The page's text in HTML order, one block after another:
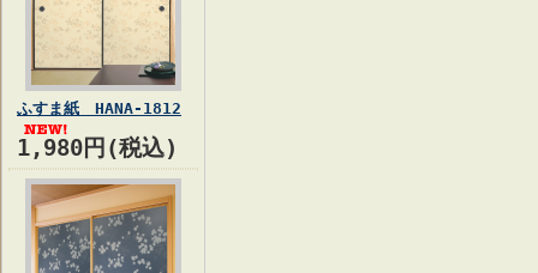
ふすま紙 HANA-1812
1,980円(税込)